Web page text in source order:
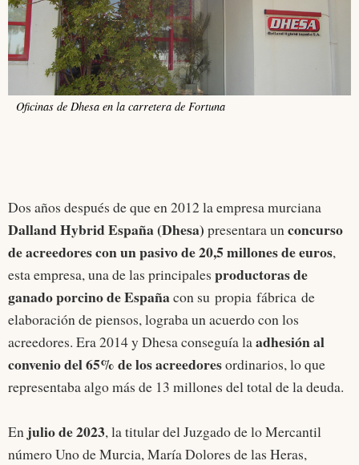
Oficinas de Dhesa en la carretera de Fortuna
Dos años después de que en 2012 la empresa murciana
Dalland Hybrid España (Dhesa) presentara unconcurso
de acreedores con un pasivo de 20,5 millones de euros,
esta empresa, una de las principales productoras de
ganado porcino de Españacon su propia fábrica de
elaboración de piensos, lograba un acuerdo con los
acreedores. Era 2014 y Dhesa conseguía laadhesión al
convenio del 65% de los acreedoresordinarios, lo que
representaba algo más de 13 millones del total de la deuda.
En julio de 2023, la titular del Juzgado de lo Mercantil
número Uno de Murcia, María Dolores de las Heras,